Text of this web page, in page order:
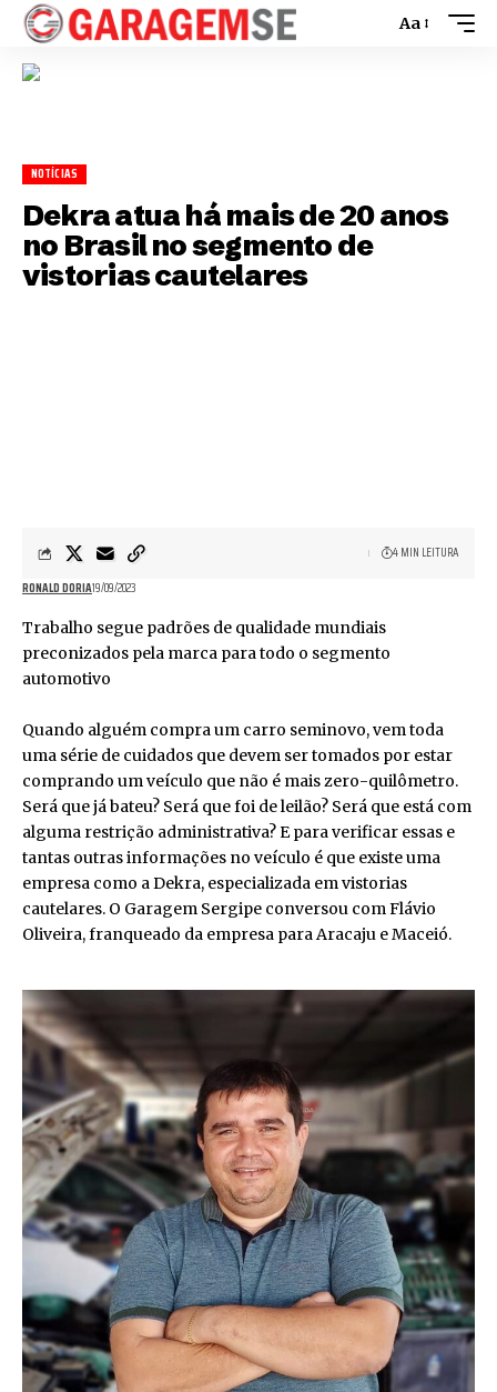
Aa
NOTÍCIAS
Dekra atua há mais de 20 anos
no Brasil no segmento de
vistorias cautelares
RONALD DORIA19/09/2023
4 MIN LEITURA
Trabalho segue padrões de qualidade mundiais
preconizados pela marca para todo o segmento
automotivo
Quando alguém compra um carro seminovo, vem toda
uma série de cuidados que devem ser tomados por estar
comprando um veículo que não é mais zero-quilômetro.
Será que já bateu? Será que foi de leilão? Será que está com
alguma restrição administrativa? E para verificar essas e
tantas outras informações no veículo é que existe uma
empresa como a Dekra, especializada em vistorias
cautelares. O Garagem Sergipe conversou com Flávio
Oliveira, franqueado da empresa para Aracaju e Maceió.